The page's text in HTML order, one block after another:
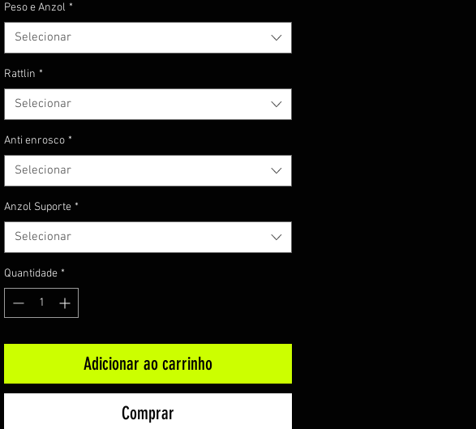
Peso e Anzol *
Selecionar
Rattlin *
Selecionar
Anti enrosco *
Selecionar
Anzol Suporte *
Selecionar
Quantidade *
Adicionar ao carrinho
Comprar